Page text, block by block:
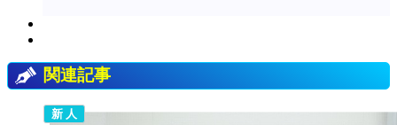
関連記事